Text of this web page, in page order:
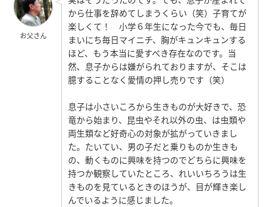
お父さん
から仕事を辞めてしまうくらい（笑）子育てが
楽しくて！ 小学６年生になった今でも、毎日
まいにち毎日マイニチ、胸がキュンキュンする
ほど、もう本当に愛すべき存在なのです。当
然、息子からは嫌がられておりますが、そこは
臆することなく愛情の押し売りです（笑）
息子は小さいころから生きものが大好きで、恐
竜から始まり、昆虫やそれ以外の虫、は虫類や
両生類など好奇心の対象が拡がっていきまし
た。たいてい、男の子だと乗りものか生きも
の、動くものに興味を持つのでどちらに興味を
持つか観察していたところ、れいいちろうは生
きものを見ているときのほうが、目が輝き楽し
んでいるように感じました。